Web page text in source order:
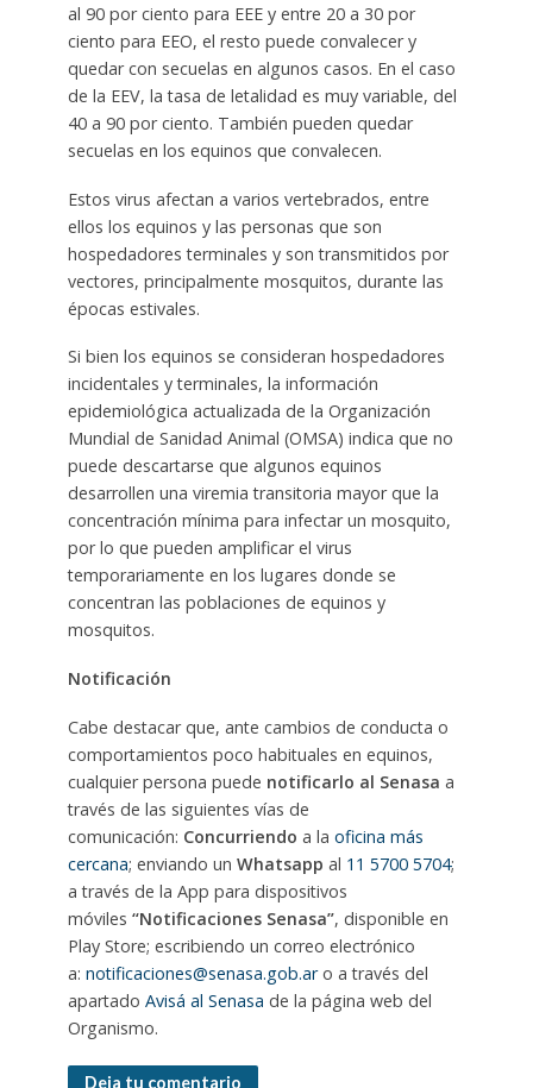
al 90 por ciento para EEE y entre 20 a 30 por
ciento para EEO, el resto puede convalecer y
quedar con secuelas en algunos casos. En el caso
de la EEV, la tasa de letalidad es muy variable, del
40 a 90 por ciento. También pueden quedar
secuelas en los equinos que convalecen.
Estos virus afectan a varios vertebrados, entre
ellos los equinos y las personas que son
hospedadores terminales y son transmitidos por
vectores, principalmente mosquitos, durante las
épocas estivales.
Si bien los equinos se consideran hospedadores
incidentales y terminales, la información
epidemiológica actualizada de la Organización
Mundial de Sanidad Animal (OMSA) indica que no
puede descartarse que algunos equinos
desarrollen una viremia transitoria mayor que la
concentración mínima para infectar un mosquito,
por lo que pueden amplificar el virus
temporariamente en los lugares donde se
concentran las poblaciones de equinos y
mosquitos.
Notificación
Cabe destacar que, ante cambios de conducta o
comportamientos poco habituales en equinos,
cualquier persona puede notificarlo al Senasa a
través de las siguientes vías de
comunicación: Concurriendo a la oficina más
cercana; enviando un Whatsapp al 11 5700 5704;
a través de la App para dispositivos
móviles “Notificaciones Senasa”, disponible en
Play Store; escribiendo un correo electrónico
a: notificaciones@senasa.gob.aro a través del
apartado Avisá al Senasa de la página web del
Organismo.
Deja tu comentario